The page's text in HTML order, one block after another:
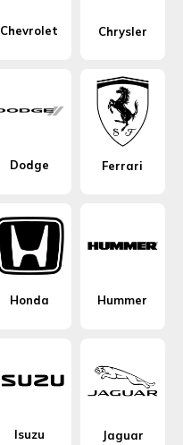
Chevrolet Chrysler
Dodge Ferrari
Honda Hummer
Isuzu Jaguar